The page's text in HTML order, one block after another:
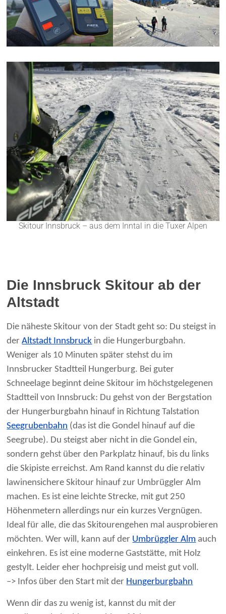
Skitour Innsbruck – aus dem Inntal in die Tuxer Alpen
Die Innsbruck Skitour ab der
Altstadt
Die näheste Skitour von der Stadt geht so: Du steigst in
derAltstadt Innsbruck in die Hungerburgbahn.
Weniger als 10 Minuten später stehst du im
Innsbrucker Stadtteil Hungerburg. Bei guter
Schneelage beginnt deine Skitour im höchstgelegenen
Stadtteil von Innsbruck: Du gehst von der Bergstation
der Hungerburgbahn hinauf in Richtung Talstation
Seegrubenbahn (das ist die Gondel hinauf auf die
Seegrube). Du steigst aber nicht in die Gondel ein,
sondern gehst über den Parkplatz hinauf, bis du links
die Skipiste erreichst. Am Rand kannst du die relativ
lawinensichere Skitour hinauf zur Umbrüggler Alm
machen. Es ist eine leichte Strecke, mit gut 250
Höhenmetern allerdings nur ein kurzes Vergnügen.
Ideal für alle, die das Skitourengehen mal ausprobieren
möchten. Wer will, kann auf der Umbrüggler Alm auch
einkehren. Es ist eine moderne Gaststätte, mit Holz
gestylt. Leider eher hochpreisig und meist gut voll.
–> Infos über den Start mit der Hungerburgbahn
Wenn dir das zu wenig ist, kannst du mit der